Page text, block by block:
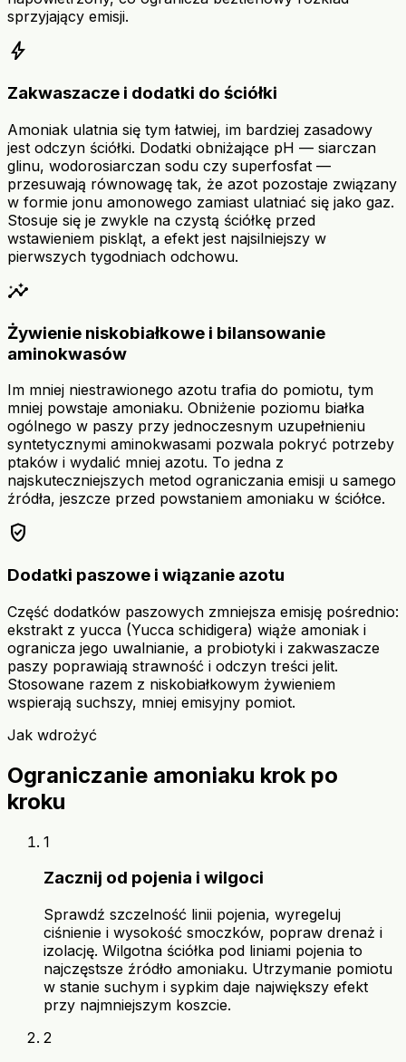
sprzyjający emisji.
bolt
Zakwaszacze i dodatki do ściółki
Amoniak ulatnia się tym łatwiej, im bardziej zasadowy
jest odczyn ściółki. Dodatki obniżające pH — siarczan
glinu, wodorosiarczan sodu czy superfosfat —
przesuwają równowagę tak, że azot pozostaje związany
w formie jonu amonowego zamiast ulatniać się jako gaz.
Stosuje się je zwykle na czystą ściółkę przed
wstawieniem piskląt, a efekt jest najsilniejszy w
pierwszych tygodniach odchowu.
insights
Żywienie niskobiałkowe i bilansowanie
aminokwasów
Im mniej niestrawionego azotu trafia do pomiotu, tym
mniej powstaje amoniaku. Obniżenie poziomu białka
ogólnego w paszy przy jednoczesnym uzupełnieniu
syntetycznymi aminokwasami pozwala pokryć potrzeby
ptaków i wydalić mniej azotu. To jedna z
najskuteczniejszych metod ograniczania emisji u samego
źródła, jeszcze przed powstaniem amoniaku w ściółce.
verified_user
Dodatki paszowe i wiązanie azotu
Część dodatków paszowych zmniejsza emisję pośrednio:
ekstrakt z yucca (Yucca schidigera) wiąże amoniak i
ogranicza jego uwalnianie, a probiotyki i zakwaszacze
paszy poprawiają strawność i odczyn treści jelit.
Stosowane razem z niskobiałkowym żywieniem
wspierają suchszy, mniej emisyjny pomiot.
Jak wdrożyć
Ograniczanie amoniaku krok po
kroku
1
Zacznij od pojenia i wilgoci
Sprawdź szczelność linii pojenia, wyregeluj
ciśnienie i wysokość smoczków, popraw drenaż i
izolację. Wilgotna ściółka pod liniami pojenia to
najczęstsze źródło amoniaku. Utrzymanie pomiotu
w stanie suchym i sypkim daje największy efekt
przy najmniejszym koszcie.
2